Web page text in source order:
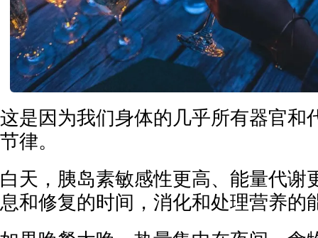
这是因为我们身体的几乎所有器官和
节律。
白天，胰岛素敏感性更高、能量代谢
息和修复的时间，消化和处理营养的